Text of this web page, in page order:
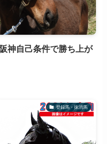
神自己条件で勝ち上が
登録馬・抹消馬